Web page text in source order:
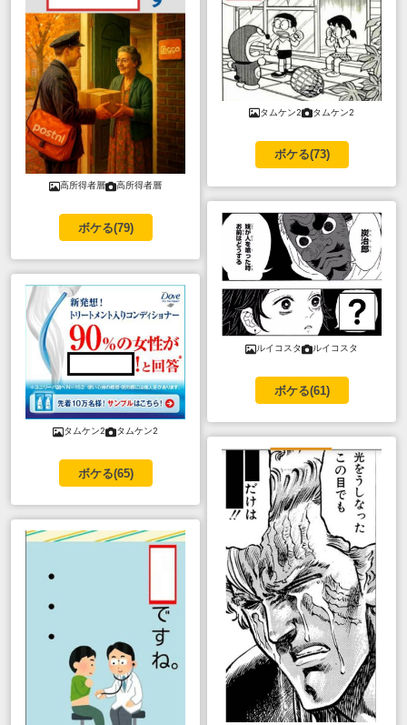
高所得者層 高所得者層
ボケる(79)
タムケン2 タムケン2
ボケる(65)
タムケン2 タムケン2
ボケる(73)
ルイコスタ ルイコスタ
ボケる(61)